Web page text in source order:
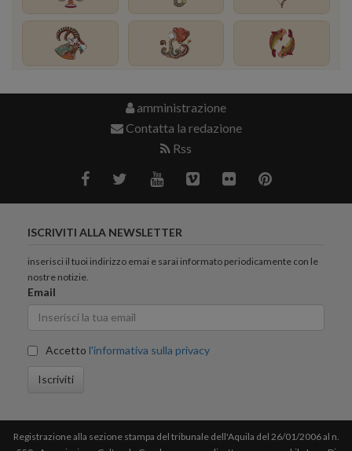
amministrazione
Contatta la redazione
Rss
ISCRIVITI ALLA NEWSLETTER
inserisci il tuoi indirizzo emai e sarai informato periodicamente con le
nostre notizie.
Email
Accetto l'informativa sulla privacy
Iscriviti
Registrazione alla sezione stampa del tribunale dell'Aquila del 26/01/2006 al n.